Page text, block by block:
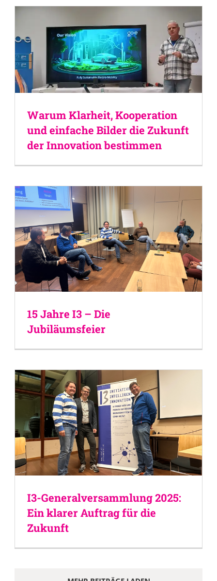
Warum Klarheit, Kooperation
und einfache Bilder die Zukunft
der Innovation bestimmen
15 Jahre I3 – Die
Jubiläumsfeier
I3-Generalversammlung 2025:
Ein klarer Auftrag für die
Zukunft